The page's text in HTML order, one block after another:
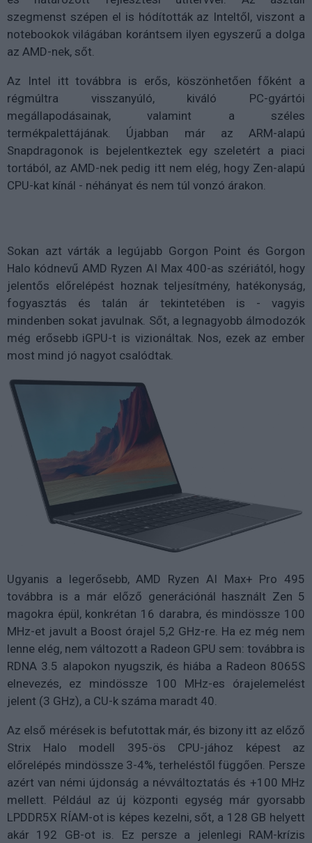
szegmenst szépen el is hódították az Inteltől, viszont a
notebookok világában korántsem ilyen egyszerű a dolga
az AMD-nek, sőt.
Az Intel itt továbbra is erős, köszönhetően főként a
régmúltra visszanyúló, kiváló PC-gyártói
megállapodásainak, valamint a széles
termékpalettájának. Újabban már az ARM-alapú
Snapdragonok is bejelentkeztek egy szeletért a piaci
tortából, az AMD-nek pedig itt nem elég, hogy Zen-alapú
CPU-kat kínál - néhányat és nem túl vonzó árakon.
Sokan azt várták a legújabb Gorgon Point és Gorgon
Halo kódnevű AMD Ryzen AI Max 400-as szériától, hogy
jelentős előrelépést hoznak teljesítmény, hatékonyság,
fogyasztás és talán ár tekintetében is - vagyis
mindenben sokat javulnak. Sőt, a legnagyobb álmodozók
még erősebb iGPU-t is vizionáltak. Nos, ezek az ember
most mind jó nagyot csalódtak.
Ugyanis a legerősebb, AMD Ryzen AI Max+ Pro 495
továbbra is a már előző generációnál használt Zen 5
magokra épül, konkrétan 16 darabra, és mindössze 100
MHz-et javult a Boost órajel 5,2 GHz-re. Ha ez még nem
lenne elég, nem változott a Radeon GPU sem: továbbra is
RDNA 3.5 alapokon nyugszik, és hiába a Radeon 8065S
elnevezés, ez mindössze 100 MHz-es órajelemelést
jelent (3 GHz), a CU-k száma maradt 40.
Az első mérések is befutottak már, és bizony itt az előző
Strix Halo modell 395-ös CPU-jához képest az
előrelépés mindössze 3-4%, terheléstől függően. Persze
azért van némi újdonság a névváltoztatás és +100 MHz
mellett. Például az új központi egység már gyorsabb
LPDDR5X RÍAM-ot is képes kezelni, sőt, a 128 GB helyett
akár 192 GB-ot is. Ez persze a jelenlegi RAM-krízis